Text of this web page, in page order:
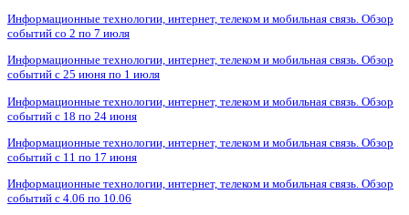
Информационные технологии, интернет, телеком и мобильная связь. Обзор
событий со 2 по 7 июля
Информационные технологии, интернет, телеком и мобильная связь. Обзор
событий с 25 июня по 1 июля
Информационные технологии, интернет, телеком и мобильная связь. Обзор
событий с 18 по 24 июня
Информационные технологии, интернет, телеком и мобильная связь. Обзор
событий с 11 по 17 июня
Информационные технологии, интернет, телеком и мобильная связь. Обзор
событий с 4.06 по 10.06